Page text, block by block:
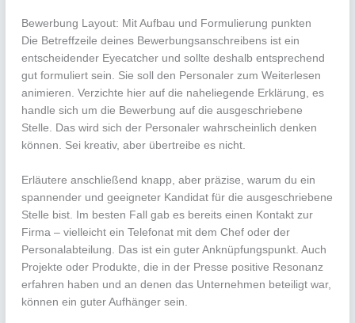
Bewerbung Layout: Mit Aufbau und Formulierung punkten
Die Betreffzeile deines Bewerbungsanschreibens ist ein
entscheidender Eyecatcher und sollte deshalb entsprechend
gut formuliert sein. Sie soll den Personaler zum Weiterlesen
animieren. Verzichte hier auf die naheliegende Erklärung, es
handle sich um die Bewerbung auf die ausgeschriebene
Stelle. Das wird sich der Personaler wahrscheinlich denken
können. Sei kreativ, aber übertreibe es nicht.
Erläutere anschließend knapp, aber präzise, warum du ein
spannender und geeigneter Kandidat für die ausgeschriebene
Stelle bist. Im besten Fall gab es bereits einen Kontakt zur
Firma – vielleicht ein Telefonat mit dem Chef oder der
Personalabteilung. Das ist ein guter Anknüpfungspunkt. Auch
Projekte oder Produkte, die in der Presse positive Resonanz
erfahren haben und an denen das Unternehmen beteiligt war,
können ein guter Aufhänger sein.